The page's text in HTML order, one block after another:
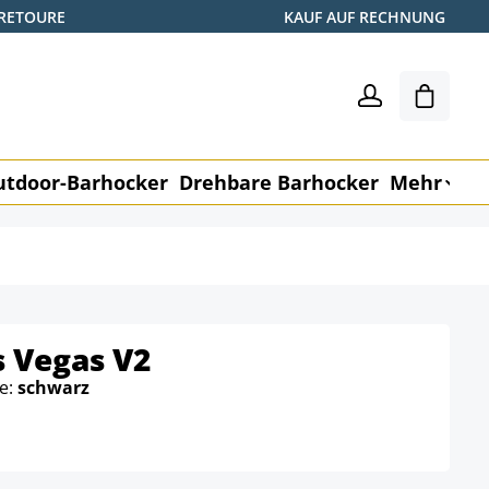
KAUF AUF RECHNUNG
Barhocker Drehbare Barhocker Mehr
V2
schwarz